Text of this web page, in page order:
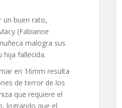
un buen rato,
(Fabianne
malogra sus
hija fallecida.
en 16mm resulta
de terror de los
que requiere el
logrando que el